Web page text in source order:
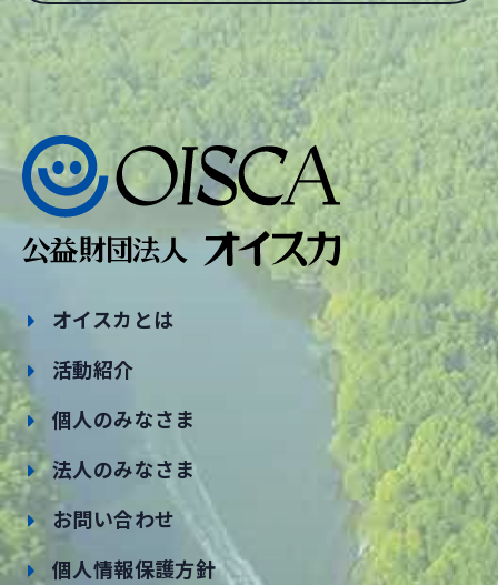
オイスカとは
活動紹介
個人のみなさま
法人のみなさま
お問い合わせ
個人情報保護方針